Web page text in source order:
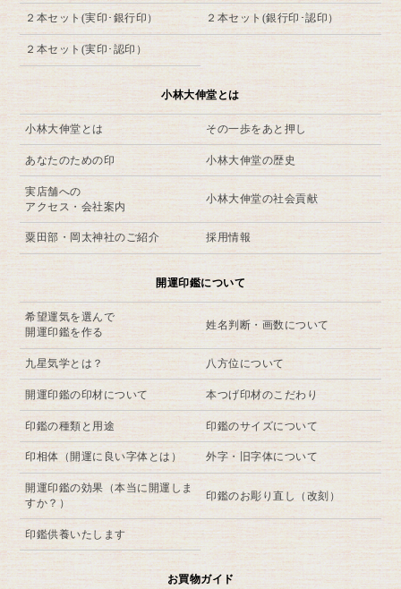
２本セット(実印･銀行印） ２本セット(銀行印･認印）
２本セット(実印･認印）
小林大伸堂とは
小林大伸堂とは その一歩をあと押し
あなたのための印 小林大伸堂の歴史
実店舗への
アクセス・会社案内
小林大伸堂の社会貢献
粟田部・岡太神社のご紹介 採用情報
開運印鑑について
希望運気を選んで
開運印鑑を作る
姓名判断・画数について
九星気学とは？ 八方位について
開運印鑑の印材について 本つげ印材のこだわり
印鑑の種類と用途 印鑑のサイズについて
印相体（開運に良い字体とは） 外字・旧字体について
開運印鑑の効果（本当に開運しま
すか？）
印鑑のお彫り直し（改刻）
印鑑供養いたします
お買物ガイド